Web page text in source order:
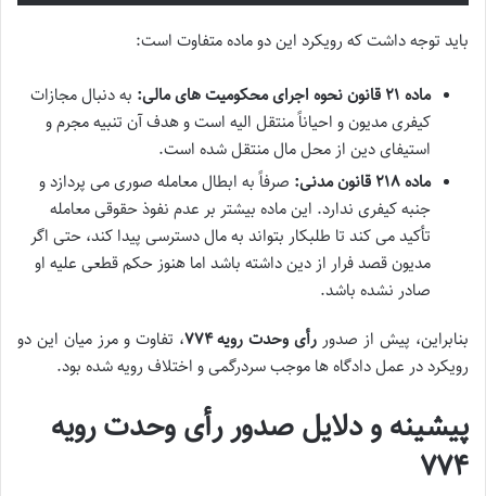
باید توجه داشت که رویکرد این دو ماده متفاوت است:
ماده ۲۱ قانون نحوه اجرای محکومیت های مالی:
به دنبال مجازات
کیفری مدیون و احیاناً منتقل الیه است و هدف آن تنبیه مجرم و
استیفای دین از محل مال منتقل شده است.
ماده ۲۱۸ قانون مدنی:
صرفاً به ابطال معامله صوریمی پردازد و
جنبه کیفری ندارد. این ماده بیشتر بر عدم نفوذ حقوقی معامله
تأکید می کند تا طلبکار بتواند به مال دسترسی پیدا کند، حتی اگر
مدیون قصد فرار از دین داشته باشد اما هنوز حکم قطعی علیه او
صادر نشده باشد.
بنابراین، پیش از صدور رأی وحدت رویه ۷۷۴
، تفاوت و مرز میان این دو
رویکرد در عمل دادگاه ها موجب سردرگمی و اختلاف رویه شده بود.
پیشینه و دلایل صدوررأی وحدت رویه
۷۷۴